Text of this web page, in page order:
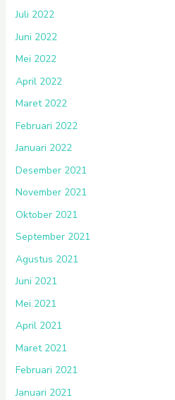
Juli 2022
Juni 2022
Mei 2022
April 2022
Maret 2022
Februari 2022
Januari 2022
Desember 2021
November 2021
Oktober 2021
September 2021
Agustus 2021
Juni 2021
Mei 2021
April 2021
Maret 2021
Februari 2021
Januari 2021